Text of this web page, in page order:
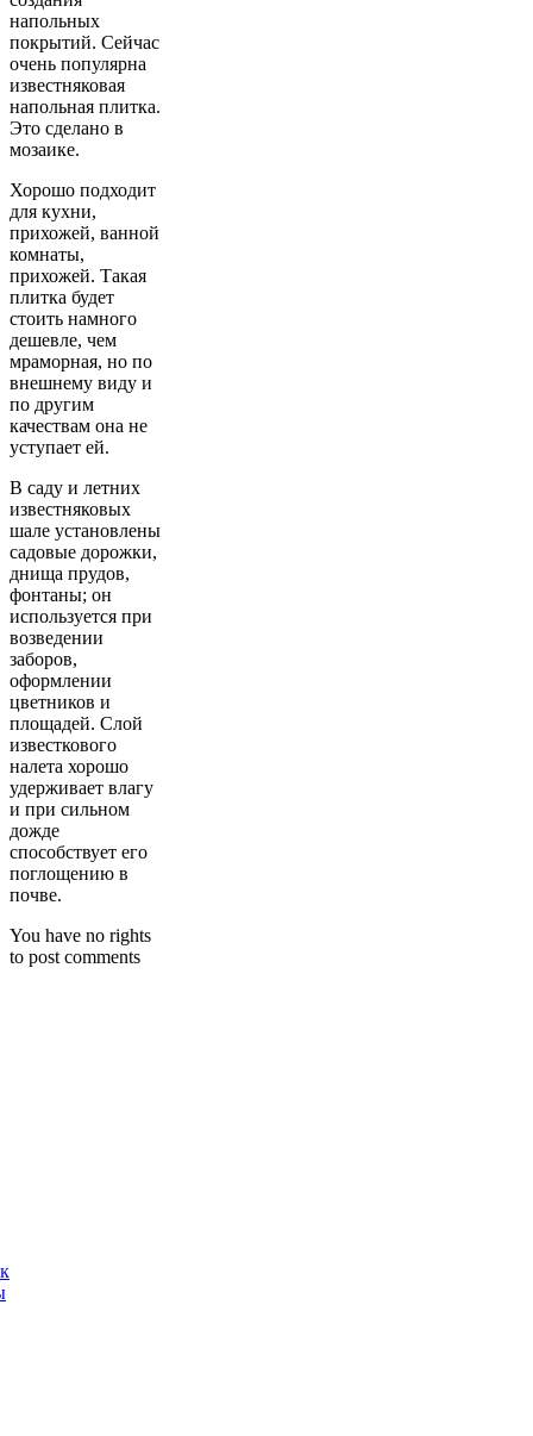
напольных
покрытий. Сейчас
очень популярна
известняковая
напольная плитка.
Это сделано в
мозаике.
Хорошо подходит
для кухни,
прихожей, ванной
комнаты,
прихожей. Такая
плитка будет
стоить намного
дешевле, чем
мраморная, но по
внешнему виду и
по другим
качествам она не
уступает ей.
В саду и летних
известняковых
шале установлены
садовые дорожки,
днища прудов,
фонтаны; он
используется при
возведении
заборов,
оформлении
цветников и
площадей. Слой
известкового
налета хорошо
удерживает влагу
и при сильном
дожде
способствует его
поглощению в
почве.
You have no rights
to post comments